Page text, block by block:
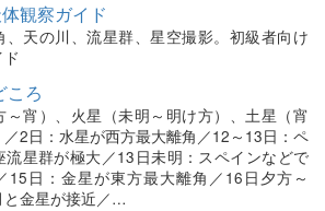
観察ガイド
、天の川、流星群、星空撮影。初級者向け
ころ
～宵）、火星（未明～明け方）、土星（宵
／2日：水星が西方最大離角／12～13日：ペ
流星群が極大／13日未明：スペインなどで
15日：金星が東方最大離角／16日夕方～
と金星が接近／…